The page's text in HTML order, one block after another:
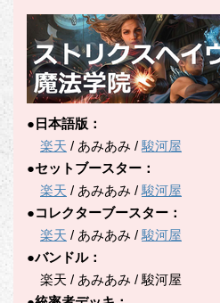
●日本語版：
楽天 / あみあみ /駿河屋
●セットブースター：
楽天 / あみあみ /駿河屋
●コレクターブースター：
楽天 / あみあみ /駿河屋
●バンドル：
楽天 / あみあみ / 駿河屋